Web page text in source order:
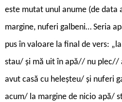
este mutat unul anume (de data
margine, nuferi galbeni… Seria
pus în valoare la final de vers:
stau/ și mă uit în apă// nu plec//
avut casă cu heleșteu/ și nuferi
acum/ la margine de nicio apă/